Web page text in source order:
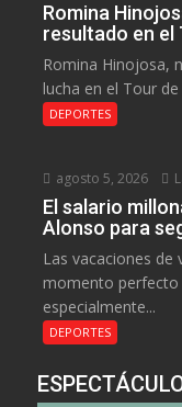
Romina
resultado en el
Romina Hinojosa,
lucha en el Tour de
DEPORTES
agosto 5, 2026
El salario
Alonso para
Las vacaciones de
momento perfecto
especialmente...
DEPORTES